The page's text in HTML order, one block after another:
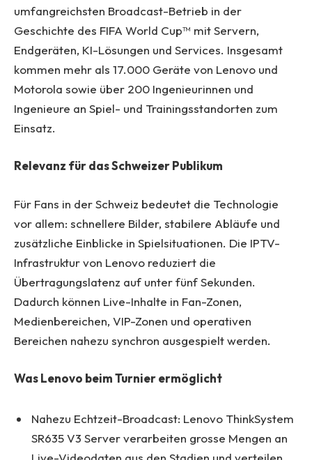
umfangreichsten Broadcast-Betrieb in der
Geschichte des FIFA World Cup™ mit Servern,
Endgeräten, KI-Lösungen und Services. Insgesamt
kommen mehr als 17.000 Geräte von Lenovo und
Motorola sowie über 200 Ingenieurinnen und
Ingenieure an Spiel- und Trainingsstandorten zum
Einsatz.
Relevanz für das Schweizer Publikum
Für Fans in der Schweiz bedeutet die Technologie
vor allem: schnellere Bilder, stabilere Abläufe und
zusätzliche Einblicke in Spielsituationen. Die IPTV-
Infrastruktur von Lenovo reduziert die
Übertragungslatenz auf unter fünf Sekunden.
Dadurch können Live-Inhalte in Fan-Zonen,
Medienbereichen, VIP-Zonen und operativen
Bereichen nahezu synchron ausgespielt werden.
Was Lenovo beim Turnier ermöglicht
Nahezu Echtzeit-Broadcast: Lenovo ThinkSystem
SR635 V3 Server verarbeiten grosse Mengen an